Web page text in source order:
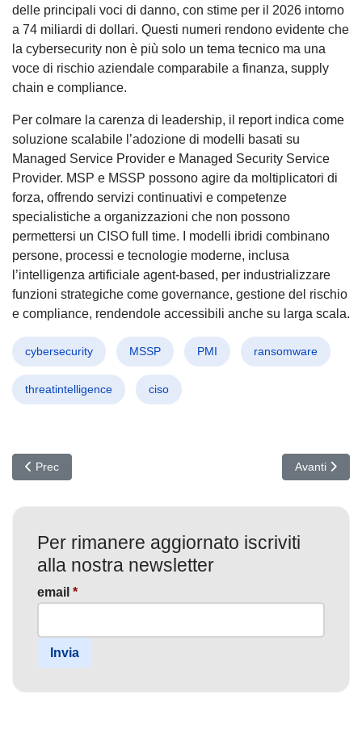
delle principali voci di danno, con stime per il 2026 intorno
a 74 miliardi di dollari. Questi numeri rendono evidente che
la cybersecurity non è più solo un tema tecnico ma una
voce di rischio aziendale comparabile a finanza, supply
chain e compliance.
Per colmare la carenza di leadership, il report indica come
soluzione scalabile l’adozione di modelli basati su
Managed Service Provider e Managed Security Service
Provider. MSP e MSSP possono agire da moltiplicatori di
forza, offrendo servizi continuativi e competenze
specialistiche a organizzazioni che non possono
permettersi un CISO full time. I modelli ibridi combinano
persone, processi e tecnologie moderne, inclusa
l’intelligenza artificiale agent-based, per industrializzare
funzioni strategiche come governance, gestione del rischio
e compliance, rendendole accessibili anche su larga scala.
cybersecurity MSSP PMI ransomware
threatintelligence ciso
Articolo precedente: FIRESTARTER su Cisco ASA: la backdoor
Prec Articolo
Avanti
Per rimanere aggiornato iscriviti
alla nostra newsletter
email *
Invia